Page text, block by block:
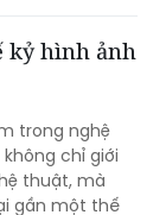
đào tạo âm
kỷ hình ảnh
trong nghệ
chỉ giới
thuật, mà
gần một thế